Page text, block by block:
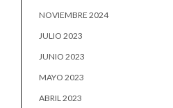
NOVIEMBRE 2024
JULIO 2023
JUNIO 2023
MAYO 2023
ABRIL 2023